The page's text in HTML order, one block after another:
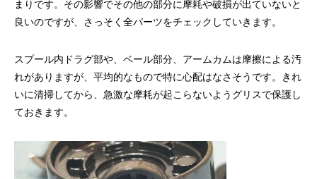
謹賀新年 BSフジ「名品再生
まりです。その影響でその他の部分に摩耗や破損が出ていないと
良いのですが、さっそく全パーツをチェックしていきます。
スプール内ドラグ部や、ベール部分、アームカムは摩擦による汚
れがありますが、平均的なもので特に心配はなさそうです。きれ
いに清掃してから、急激な摩耗が起こらないようグリスで保護し
ておきます。